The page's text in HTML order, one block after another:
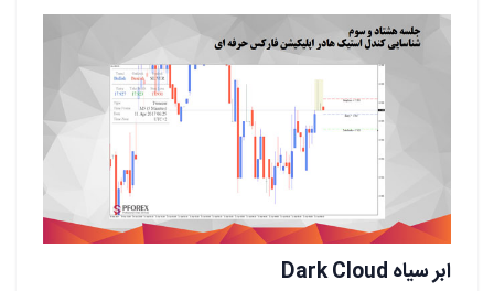
ابر سیاه Dark Cloud